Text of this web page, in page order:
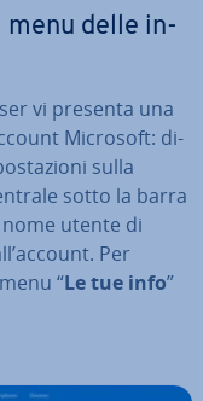
menu delle in­
vi presenta una
Microsoft: di­
sulla
sotto la barra
utente di
Per
“Le tue info”